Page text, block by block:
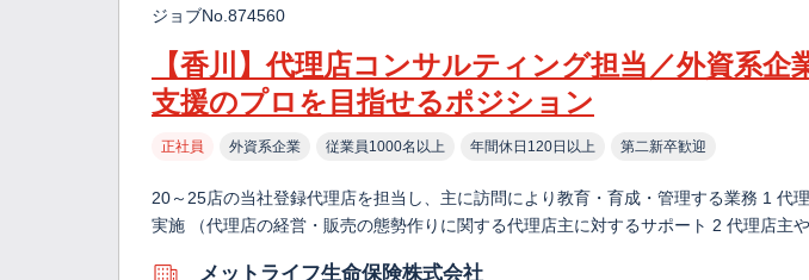
ジョブNo.874560
【香川】代理店コンサルティング担当／外資系企
支援のプロを目指せるポジション
正社員 外資系企業 従業員1000名以上 年間休日120日以上 第二新卒歓迎
20～25店の当社登録代理店を担当し、主に訪問により教育・育成・管理する業務 1 代
実施 （代理店の経営・販売の態勢作りに関する代理店主に対するサポート 2 代理店主
メットライフ生命保険株式会社